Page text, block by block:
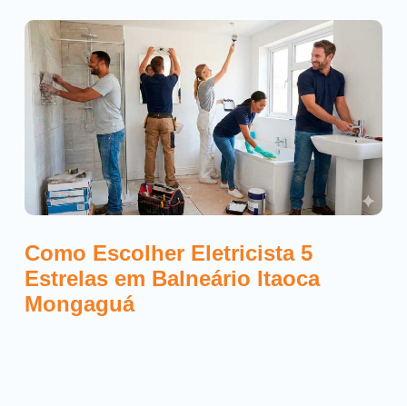
Como Escolher Eletricista 5
Estrelas em Balneário Itaoca
Mongaguá